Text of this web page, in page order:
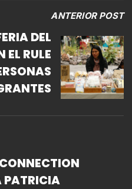
ANTERIOR POST
DEL
EL RULE
PATRICIA